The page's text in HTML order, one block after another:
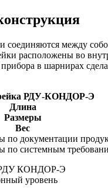
соединяются между
расположены во
в шарнирах
РДУ-КОНДОР-Э
Длина
Размеры
Вес
по документации
по системным
РДУ КОНДОР-Э
уровень